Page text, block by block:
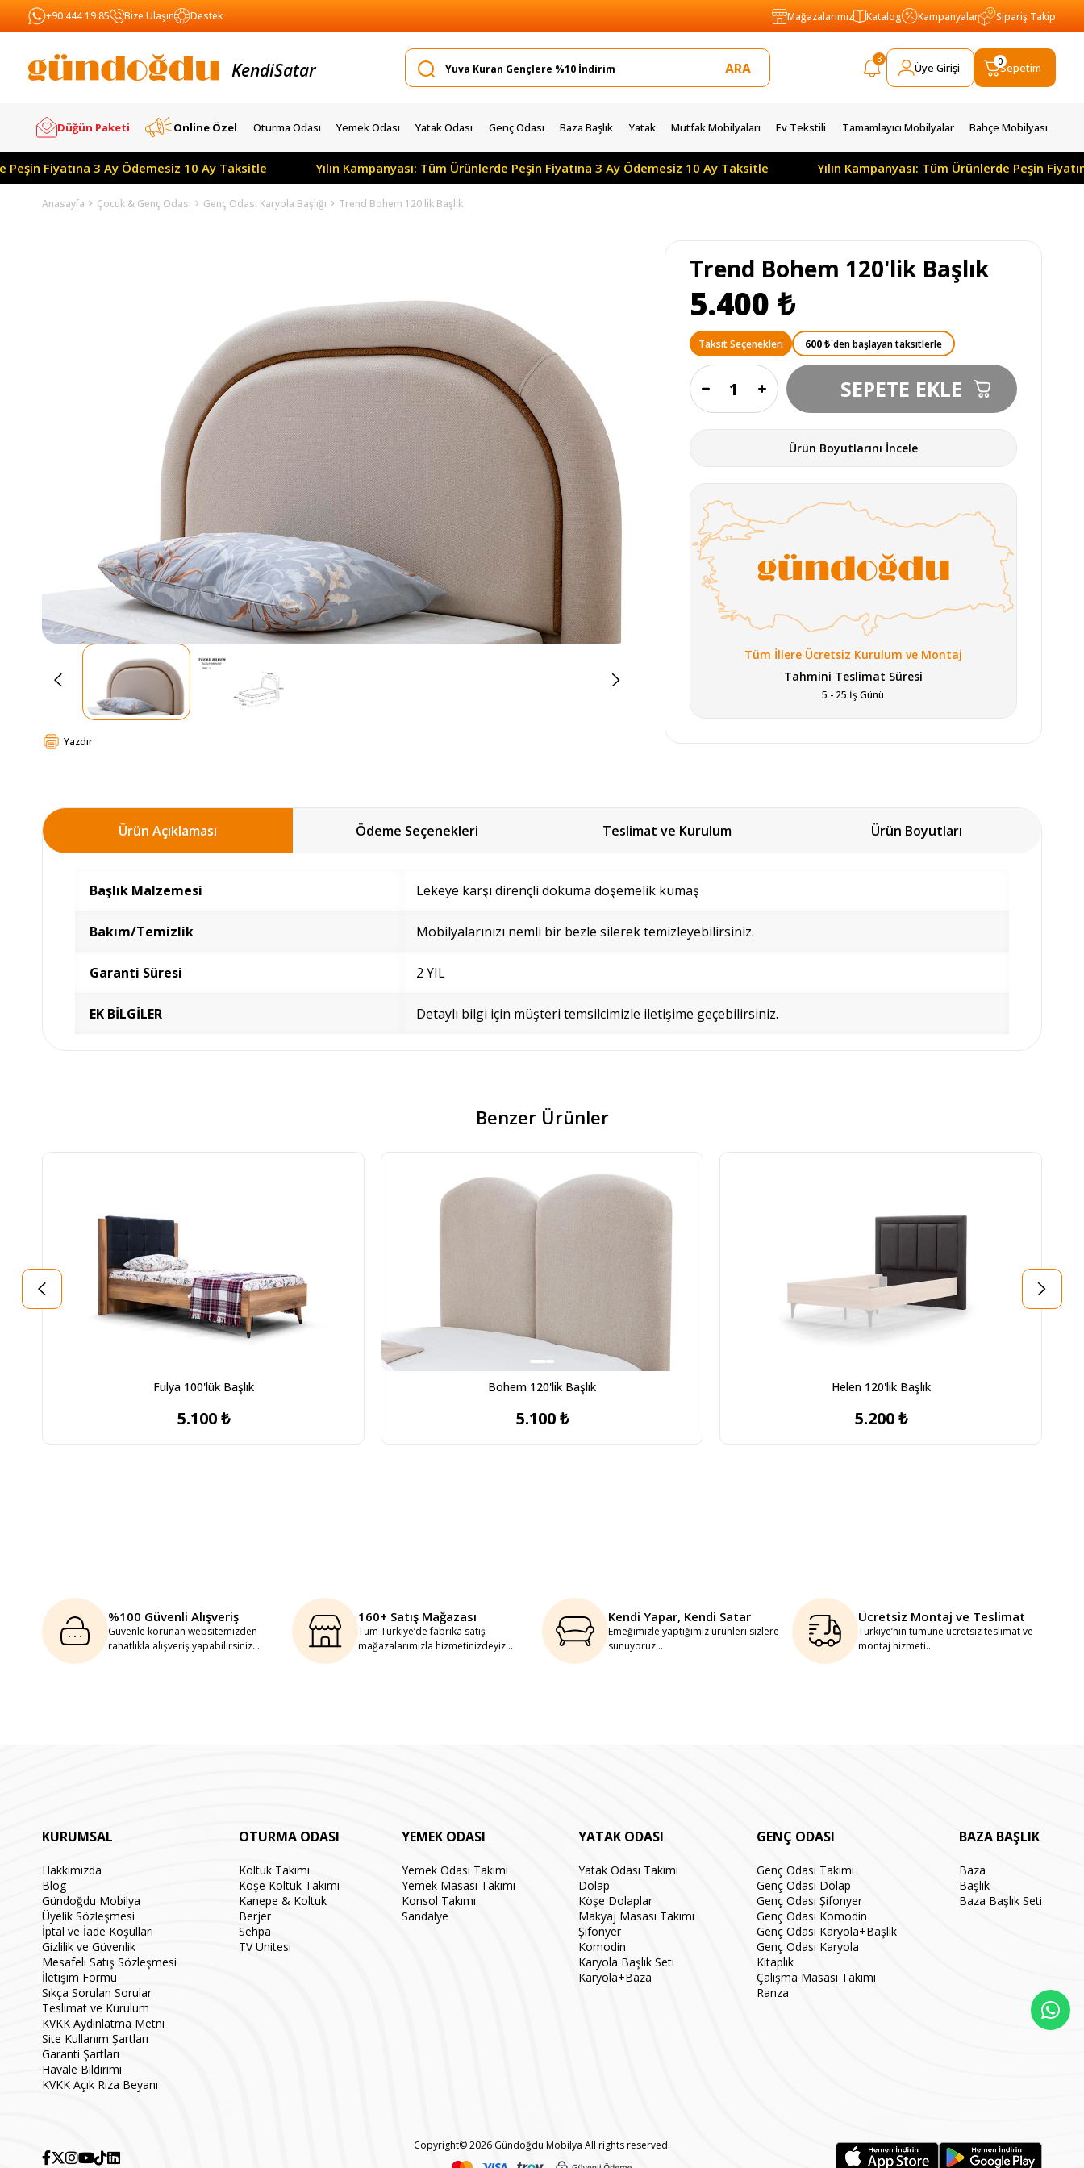
+90 444 19 85 Bize Ulaşın Destek Mağazalarımız Katalog Kampanyalar Sipariş Takip
KendiYapar
3
Üye Girişi Sepetim
0
Düğün Paketi Online Özel Oturma Odası Yemek Odası Yatak Odası Genç Odası Baza Başlık Yatak Mutfak Mobilyaları Ev Tekstili Tamamlayıcı Mobilyalar Bahçe Mobilyası
Fiyatına 3 Ay Ödemesiz 10 Ay Taksitle Yılın Kampanyası: Tüm Ürünlerde Peşin Fiyatına 3 Ay Ödemesiz 10 Ay Taksitle Yılın Kampanyası: Tüm Ürünlerde Peşin Fiyatına
Anasayfa Çocuk & Genç Odası Genç Odası Karyola Başlığı Trend Bohem 120'lik Başlık
Yazdır
Trend Bohem 120'lik Başlık
5.400 ₺
Taksit Seçenekleri 600 ₺`den başlayan taksitlerle
Ürün Boyutlarını İncele
Tüm İllere Ücretsiz Kurulum ve Montaj
Tahmini Teslimat Süresi
5 - 25 İş Günü
Ürün Açıklaması Ödeme Seçenekleri Teslimat ve Kurulum Ürün Boyutları
Başlık Malzemesi Lekeye karşı dirençli dokuma döşemelik kumaş
Bakım/Temizlik Mobilyalarınızı nemli bir bezle silerek temizleyebilirsiniz.
Garanti Süresi 2 YIL
EK BİLGİLER Detaylı bilgi için müşteri temsilcimizle iletişime geçebilirsiniz.
Benzer Ürünler
Fulya 100'lük Başlık
5.100 ₺
Bohem 120'lik Başlık
5.100 ₺
Helen 120'lik Başlık
5.200 ₺
%100 Güvenli Alışveriş
Güvenle korunan websitemizden
rahatlıkla alışveriş yapabilirsiniz...
160+ Satış Mağazası
Tüm Türkiye’de fabrika satış
mağazalarımızla hizmetinizdeyiz...
Kendi Yapar, Kendi Satar
Emeğimizle yaptığımız ürünleri sizlere
sunuyoruz...
Ücretsiz Montaj ve Teslimat
Türkiye’nin tümüne ücretsiz teslimat ve
montaj hizmeti...
KURUMSAL
Hakkımızda
Blog
Gündoğdu Mobilya
Üyelik Sözleşmesi
İptal ve İade Koşulları
Gizlilik ve Güvenlik
Mesafeli Satış Sözleşmesi
İletişim Formu
Sıkça Sorulan Sorular
Teslimat ve Kurulum
KVKK Aydınlatma Metni
Site Kullanım Şartları
Garanti Şartları
Havale Bildirimi
KVKK Açık Rıza Beyanı
OTURMA ODASI
Koltuk Takımı
Köşe Koltuk Takımı
Kanepe & Koltuk
Berjer
Sehpa
TV Ünitesi
YEMEK ODASI
Yemek Odası Takımı
Yemek Masası Takımı
Konsol Takımı
Sandalye
YATAK ODASI
Yatak Odası Takımı
Dolap
Köşe Dolaplar
Makyaj Masası Takımı
Şifonyer
Komodin
Karyola Başlık Seti
Karyola+Baza
GENÇ ODASI
Genç Odası Takımı
Genç Odası Dolap
Genç Odası Şifonyer
Genç Odası Komodin
Genç Odası Karyola+Başlık
Genç Odası Karyola
Kitaplık
Çalışma Masası Takımı
Ranza
BAZA BAŞLIK
Baza
Başlık
Baza Başlık Seti
Copyright© 2026 Gündoğdu Mobilya All rights reserved.